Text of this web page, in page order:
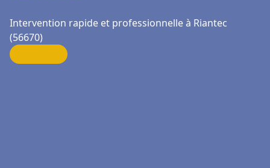
Intervention rapide et professionnelle à Riantec
(56670)